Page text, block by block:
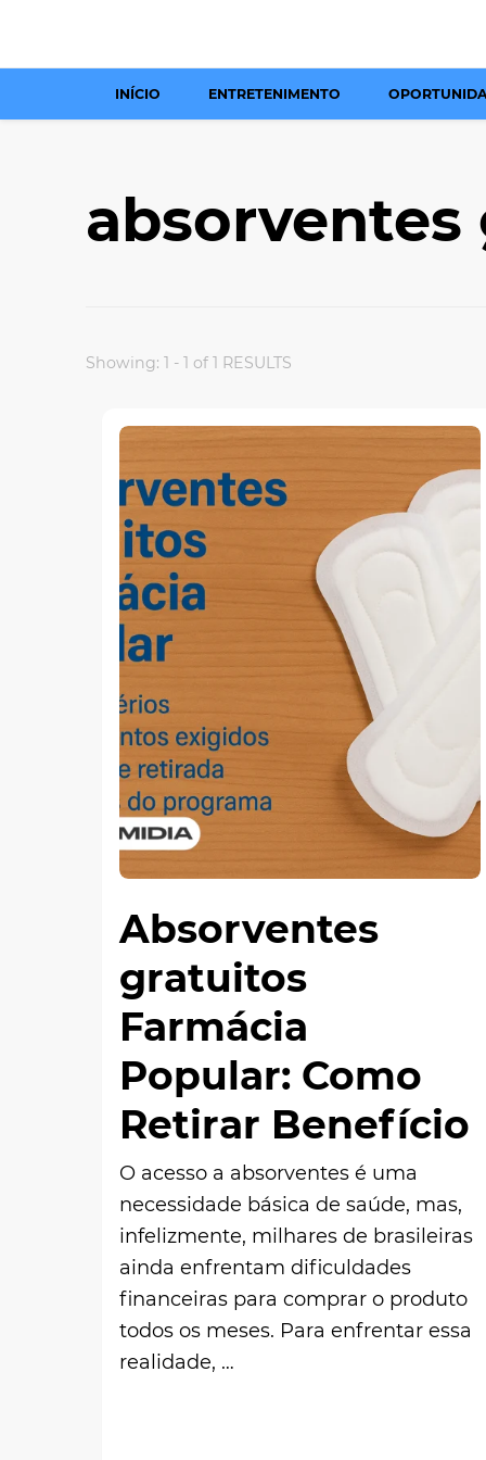
INÍCIO
ENTRETENIMENTO
Showing: 1 - 1 of 1 RESULTS
Absorventes
gratuitos
Farmácia
Popular: Como
Retirar Benefício
O acesso a absorventes é uma
necessidade básica de saúde, mas,
infelizmente, milhares de brasileiras
ainda enfrentam dificuldades
financeiras para comprar o produto
todos os meses. Para enfrentar essa
realidade, …